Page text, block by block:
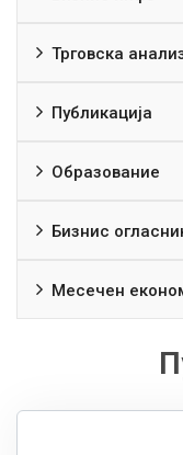
Трговска
Публикација
Образование
Бизнис
Месечен